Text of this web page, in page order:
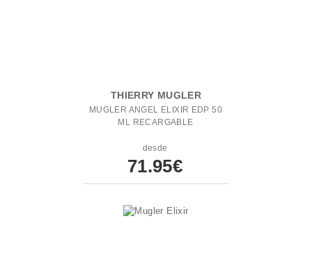
THIERRY MUGLER
MUGLER ANGEL ELIXIR EDP 50
ML RECARGABLE
desde
71.95€